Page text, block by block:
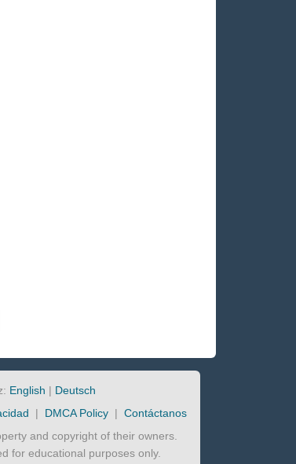
English | Deutsch
| DMCA Policy | Contáctanos
and copyright of their owners.
for educational purposes only.